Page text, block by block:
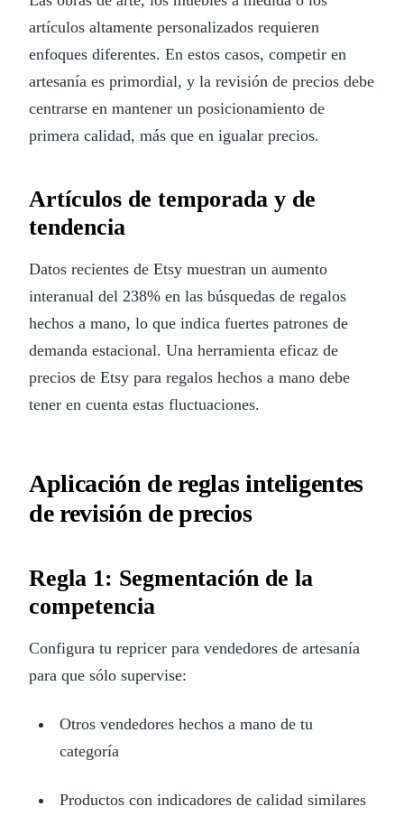
artículos altamente personalizados requieren
enfoques diferentes. En estos casos, competir en
artesanía es primordial, y la revisión de precios debe
centrarse en mantener un posicionamiento de
primera calidad, más que en igualar precios.
Artículos de temporada y de
tendencia
Datos recientes de Etsy muestran un aumento
interanual del 238% en las búsquedas de regalos
hechos a mano, lo que indica fuertes patrones de
demanda estacional. Una herramienta eficaz de
precios de Etsy para regalos hechos a mano debe
tener en cuenta estas fluctuaciones.
Aplicación de reglas inteligentes
de revisión de precios
Regla 1: Segmentación de la
competencia
Configura tu repricer para vendedores de artesanía
para que sólo supervise:
Otros vendedores hechos a mano de tu
categoría
Productos con indicadores de calidad similares